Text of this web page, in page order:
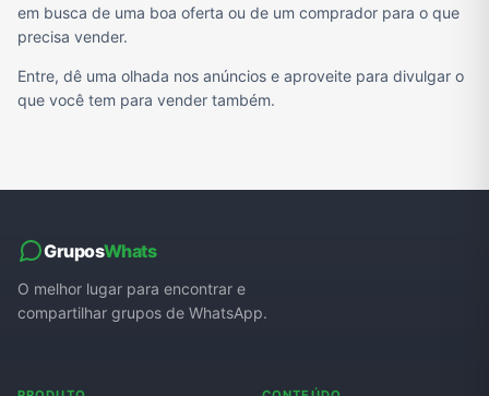
em busca de uma boa oferta ou de um comprador para o que
precisa vender.
Entre, dê uma olhada nos anúncios e aproveite para divulgar o
que você tem para vender também.
GruposWhats
O melhor lugar para encontrar e
compartilhar grupos de WhatsApp.